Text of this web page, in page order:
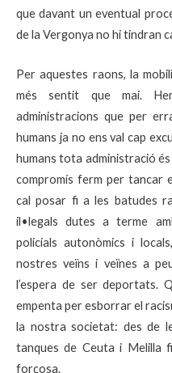
que davant un eventual
de la Vergonya no hi tindran
Per aquestes raons, la
més sentit que mai.
administracions que per
humans ja no ens val cap
humans tota administració
compromís ferm per tancar
cal posar fi a les batudes
il•legals dutes a terme
policials autonòmics i
nostres veïns i veïnes a
l’espera de ser deportats.
empenta per esborrar el
la nostra societat: des de
tanques de Ceuta i Melilla
forçosa.